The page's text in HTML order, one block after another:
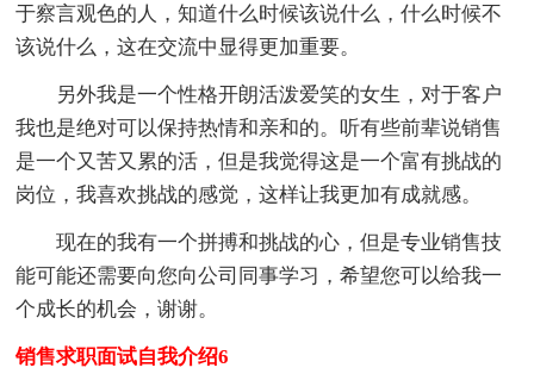
于察言观色的人，知道什么时候该说什么，什么时候不
该说什么，这在交流中显得更加重要。
另外我是一个性格开朗活泼爱笑的女生，对于客户
我也是绝对可以保持热情和亲和的。听有些前辈说销售
是一个又苦又累的活，但是我觉得这是一个富有挑战的
岗位，我喜欢挑战的感觉，这样让我更加有成就感。
现在的我有一个拼搏和挑战的心，但是专业销售技
能可能还需要向您向公司同事学习，希望您可以给我一
个成长的机会，谢谢。
销售求职面试自我介绍6